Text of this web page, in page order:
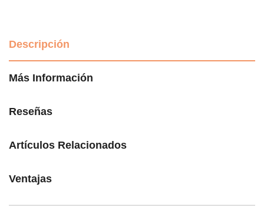
Descripción
Más Información
Reseñas
Artículos Relacionados
Ventajas